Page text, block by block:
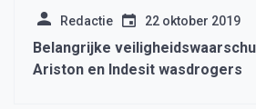
Redactie 22 oktober 2019
Belangrijke
Ariston en Indesit wasdrogers